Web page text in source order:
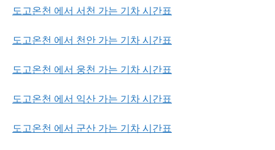
도고온천 에서 서천 가는 기차 시간표
도고온천 에서 천안 가는 기차 시간표
도고온천 에서 웅천 가는 기차 시간표
도고온천 에서 익산 가는 기차 시간표
도고온천 에서 군산 가는 기차 시간표